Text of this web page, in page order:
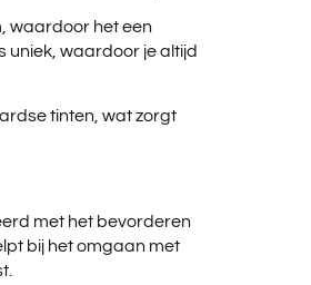
waardoor het een
uniek, waardoor je altijd
tinten, wat zorgt
met het bevorderen
bij het omgaan met